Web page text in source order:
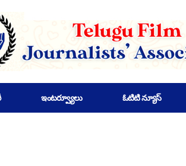
ఇంటర్వ్యూలు ఓటిటి న్యూస్